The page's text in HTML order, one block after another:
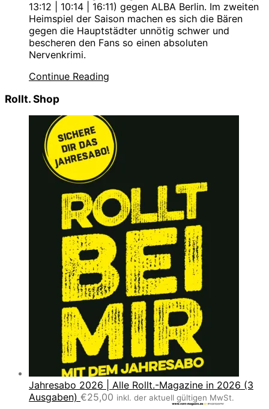
13:12 | 10:14 | 16:11) gegen ALBA Berlin. Im zweiten
Heimspiel der Saison machen es sich die Bären
gegen die Hauptstädter unnötig schwer und
bescheren den Fans so einen absoluten
Nervenkrimi.
Continue Reading
Rollt. Shop
Jahresabo 2026 | Alle Rollt.-Magazine in 2026 (3
Ausgaben) €25,00 inkl. der aktuell gültigen MwSt.